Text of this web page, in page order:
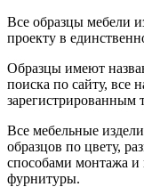
Все образцы мебели
проекту в
Образцы имеют
поиска по сайту, все
зарегистрированным
Все мебельные
образцов по цвету,
способами монтажа
фурнитуры.